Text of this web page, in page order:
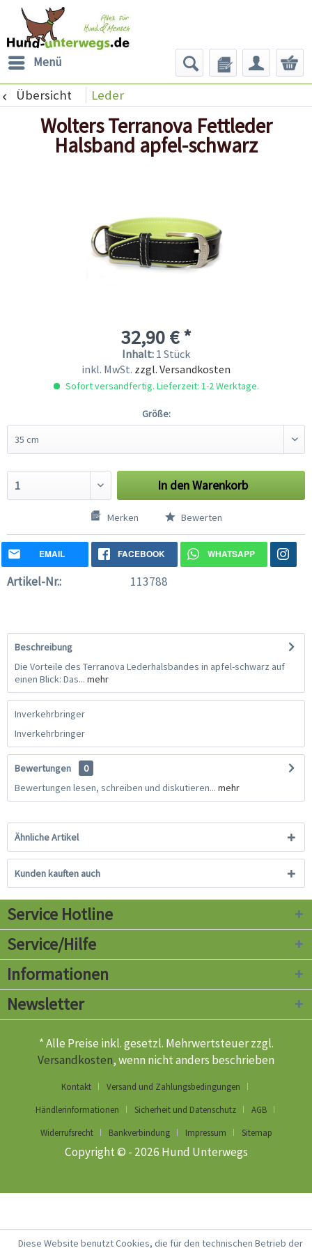
Menü
Übersicht Leder
Wolters Terranova Fettleder
Halsband apfel-schwarz
32,90 € *
Inhalt: 1 Stück
inkl. MwSt. zzgl. Versandkosten
Sofort versandfertig. Lieferzeit: 1-2 Werktage.
Größe:
In denWarenkorb
Merken Bewerten
EMAIL FACEBOOK WHATSAPP
Artikel-Nr.: 113788
Beschreibung
Die Vorteile des Terranova Lederhalsbandes in apfel-schwarz auf
einen Blick: Das... mehr
Inverkehrbringer
Inverkehrbringer
Bewertungen
0
Bewertungen lesen, schreiben und diskutieren... mehr
Ähnliche Artikel
Kunden kauften auch
Service Hotline
Service/Hilfe
Informationen
Newsletter
* Alle Preise inkl. gesetzl. Mehrwertsteuer zzgl.
Versandkosten, wenn nicht anders beschrieben
Kontakt
Versand und Zahlungsbedingungen
Händlerinformationen
Sicherheit und Datenschutz
AGB
Widerrufsrecht
Bankverbindung Impressum Sitemap
Copyright © - 2026 Hund Unterwegs
Diese Website benutzt Cookies, die für den technischen Betrieb der